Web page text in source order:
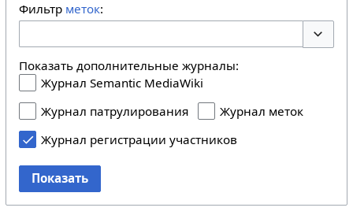
Фильтр меток:
Показать дополнительные журналы:
Журнал Semantic MediaWiki
Журнал патрулирования
Журнал меток
Журнал регистрации участников
Показать